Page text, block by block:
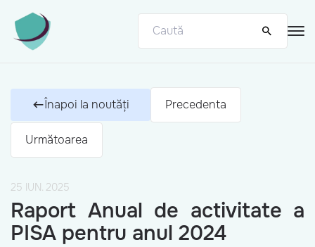
Înapoi la noutăți Precedenta
Următoarea
25 IUN. 2025
Raport Anual de activitate a
PISA pentru anul 2024